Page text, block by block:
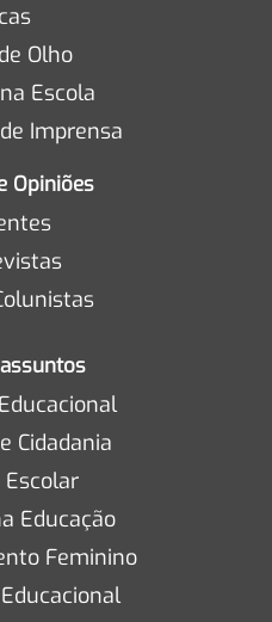
Olho
Escola
Imprensa
Opiniões
Cidadania
Escolar
Educação
Feminino